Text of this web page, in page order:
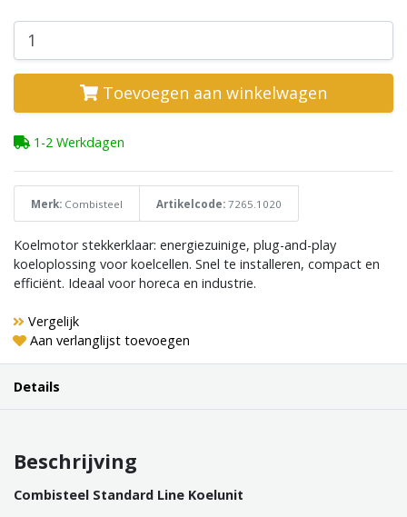
Toevoegen aan winkelwagen
1-2 Werkdagen
Merk: Combisteel Artikelcode: 7265.1020
Koelmotor stekkerklaar: energiezuinige, plug-and-play
koeloplossing voor koelcellen. Snel te installeren, compact en
efficiënt. Ideaal voor horeca en industrie.
Vergelijk
Aan verlanglijst toevoegen
Details
Beschrijving
Combisteel Standard Line Koelunit